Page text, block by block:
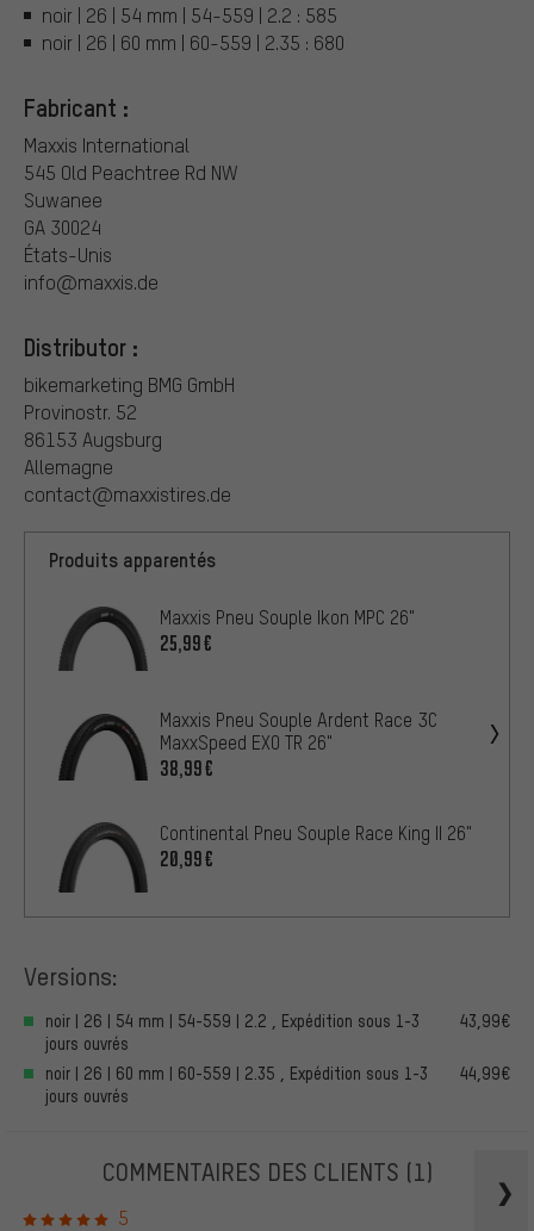
noir | 26 | 54 mm | 54-559 | 2.2 : 585
noir | 26 | 60 mm | 60-559 | 2.35 : 680
Fabricant :
Maxxis International
545 Old Peachtree Rd NW
Suwanee
GA 30024
États-Unis
info@maxxis.de
Distributor :
bikemarketing BMG GmbH
Provinostr. 52
86153 Augsburg
Allemagne
contact@maxxistires.de
Produits apparentés
Maxxis Pneu Souple Ikon MPC 26"
25,99€
Maxxis Pneu Souple Ardent Race 3C
MaxxSpeed EXO TR 26"
38,99€
Continental Pneu Souple Race King II 26"
20,99€
Versions:
noir | 26 | 54 mm | 54-559 | 2.2 , Expédition sous 1-3
jours ouvrés
43,99€
noir | 26 | 60 mm | 60-559 | 2.35 , Expédition sous 1-3
jours ouvrés
44,99€
COMMENTAIRES DES CLIENTS (1)
5